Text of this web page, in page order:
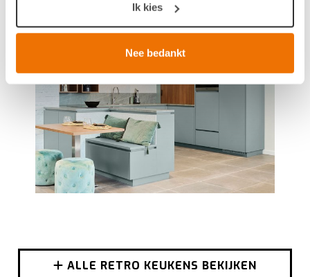
op specifieke eigenschappen (fingerprinting)
Lees meer over hoe uw persoonlijke gegevens worden
verwerkt en stel uw voorkeuren in het
intrekken in de Cookieverklaring.
Breng uw cookies, net als een keukenproject, op smaak
voor een ervaring op maat. Door de cookies te
accepteren, geniet u van een vloeiende ervaring. Ze
zorgen voor een
website, bieden inzichten
om teanalyserenwat beter kan en helpen ons om u
Ik kies
Nee bedankt
ALLE RETRO KEUKENS BEKIJKEN